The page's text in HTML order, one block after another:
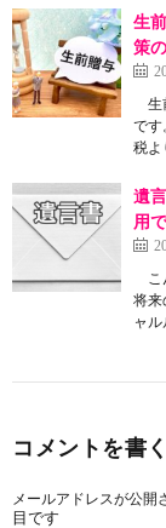
生
策
生
で
税
遺
用
こ
将
ャ
コメントを書く
メールアドレスが公開
目です